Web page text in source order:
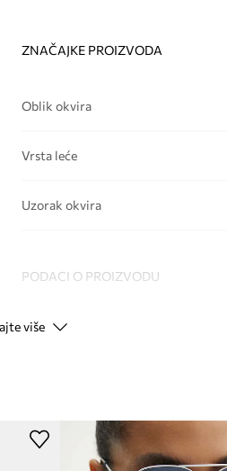
ZNAČAJKE PROIZVODA
Oblik okvira
Vrsta leće
Uzorak okvira
PODACI O PROIZVODU
Kod proizvođača
Boja
više